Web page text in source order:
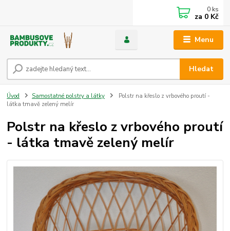
Menu
Hledat
0 ks
za 0 Kč
Úvod Samostatné polstry a látky
Polstr na křeslo z vrbového proutí -
látka tmavě zelený melír
Polstr na křeslo z vrbového proutí
- látka tmavě zelený melír